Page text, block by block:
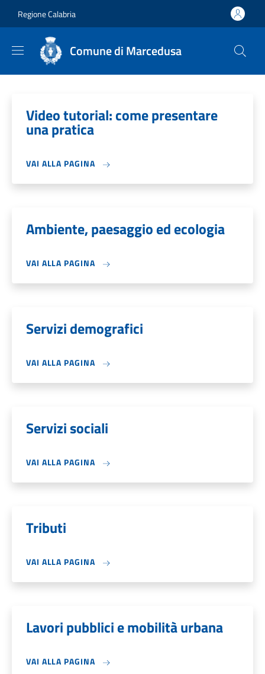
Regione Calabria
Comune di Marcedusa
Video tutorial: come presentare
una pratica
VAI ALLA PAGINA
Ambiente, paesaggio ed ecologia
VAI ALLA PAGINA
Servizi demografici
VAI ALLA PAGINA
Servizi sociali
VAI ALLA PAGINA
Tributi
VAI ALLA PAGINA
Lavori pubblici e mobilità urbana
VAI ALLA PAGINA